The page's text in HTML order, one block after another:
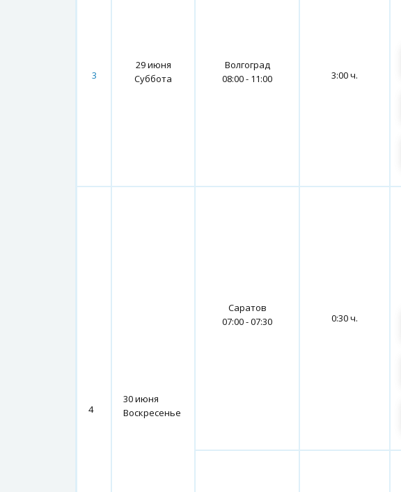
3
29 июня
Суббота
Волгоград
08:00 - 11:00
3:00 ч.
4
30 июня
Воскресенье
Саратов
07:00 - 07:30
0:30 ч.